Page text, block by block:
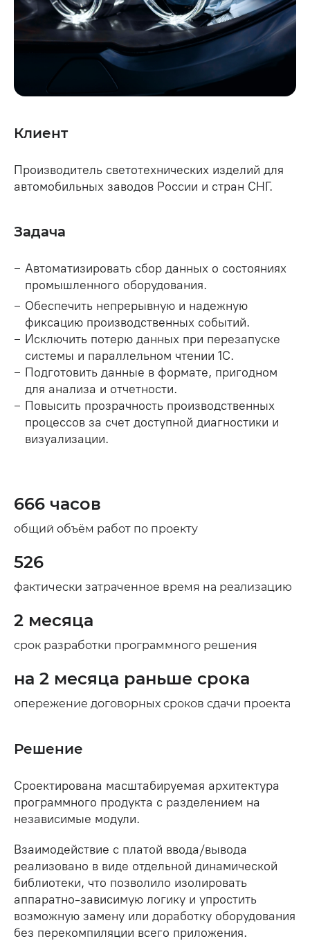
Клиент
Производитель светотехнических изделий для
автомобильных заводов России и стран СНГ.
Задача
Автоматизировать сбор данных о состояниях
промышленного оборудования.
Обеспечить непрерывную и надежную
фиксацию производственных событий.
Исключить потерю данных при перезапуске
системы и параллельном чтении 1С.
Подготовить данные в формате, пригодном
для анализа и отчетности.
Повысить прозрачность производственных
процессов за счет доступной диагностики и
визуализации.
666 часов
общий объём работ по проекту
526
фактически затраченное время на реализацию
2 месяца
срок разработки программного решения
на 2 месяца раньше срока
опережение договорных сроков сдачи проекта
Решение
Сроектирована масштабируемая архитектура
программного продукта с разделением на
независимые модули.
Взаимодействие с платой ввода/вывода
реализовано в виде отдельной динамической
библиотеки, что позволило изолировать
аппаратно-зависимую логику и упростить
возможную замену или доработку оборудования
без перекомпиляции всего приложения.